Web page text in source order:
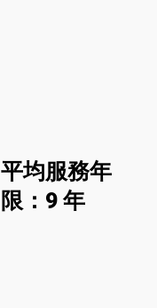
timeline
平均服務年
限：9 年